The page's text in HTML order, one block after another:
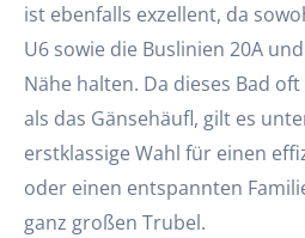
ist ebenfalls exzellent, da
U6 sowie die Buslinien 20A
Nähe halten. Da dieses Bad
als das Gänsehäufl, gilt es
erstklassige Wahl für einen
oder einen entspannten
ganz großen Trubel.